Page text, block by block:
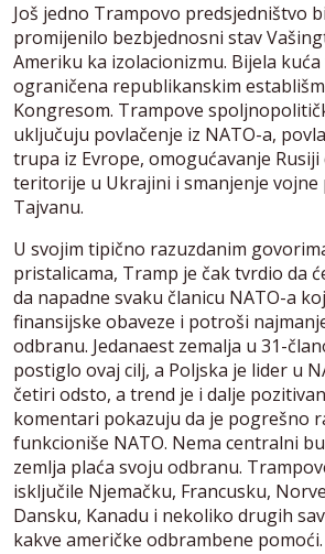
Još jedno Trampovo predsjedništvo
promijenilo bezbjednosni stav
Ameriku ka izolacionizmu. Bijela
ograničena republikanskim
Kongresom. Trampove
uključuju povlačenje iz NATO-a,
trupa iz Evrope, omogućavanje Rusiji
teritorije u Ukrajini i smanjenje vojne
Tajvanu.
U svojim tipično razuzdanim
pristalicama, Tramp je čak tvrdio da
da napadne svaku članicu NATO-a
finansijske obaveze i potroši
odbranu. Jedanaest zemalja u 31-
postiglo ovaj cilj, a Poljska je lider u
četiri odsto, a trend je i dalje
komentari pokazuju da je pogrešno
funkcioniše NATO. Nema centralni
zemlja plaća svoju odbranu.
isključile Njemačku, Francusku,
Dansku, Kanadu i nekoliko drugih
kakve američke odbrambene pomoći.